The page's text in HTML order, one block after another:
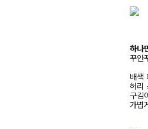
하나
꾸안
배색
허리
구김
가볍